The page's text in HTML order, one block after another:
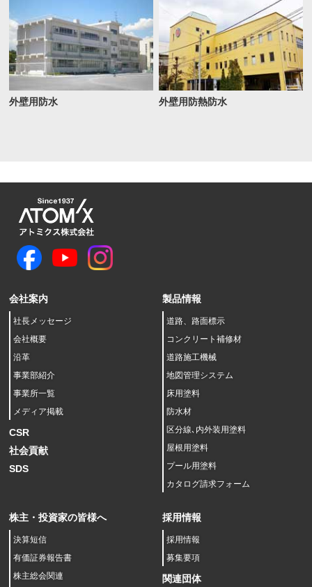
外壁用防水 外壁用防熱防水
会社案内
社長メッセージ
会社概要
沿革
事業部紹介
事業所一覧
メディア掲載
CSR
社会貢献
SDS
製品情報
道路、路面標示
コンクリート補修材
道路施工機械
地図管理システム
床用塗料
防水材
区分線､内外装用塗料
屋根用塗料
プール用塗料
カタログ請求フォーム
株主・投資家の皆様へ
決算短信
有価証券報告書
株主総会関連
採用情報
採用情報
募集要項
関連団体